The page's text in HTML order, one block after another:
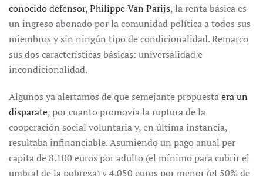
conocido defensor, Philippe Van Parijs, la renta básica es
un ingreso abonado por la comunidad política a todos sus
miembros y sin ningún tipo de condicionalidad. Remarco
sus dos características básicas: universalidad e
incondicionalidad.
Algunos ya alertamos de que semejante propuestaera un
disparate, por cuanto promovía la ruptura de la
cooperación social voluntaria y, en última instancia,
resultaba infinanciable. Asumiendo un pago anual per
capita de 8.100 euros por adulto (el mínimo para cubrir el
umbral de la pobreza) y 4.050 euros por menor (el 50% de